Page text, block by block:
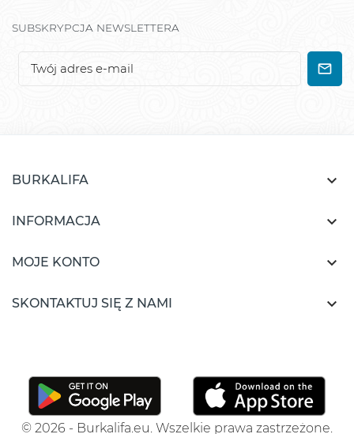
SUBSKRYPCJA NEWSLETTERA
BURKALIFA 
INFORMACJA 
MOJE KONTO 
SKONTAKTUJ SIĘ Z NAMI 
© 2026 - Burkalifa.eu. Wszelkie prawa zastrzeżone.